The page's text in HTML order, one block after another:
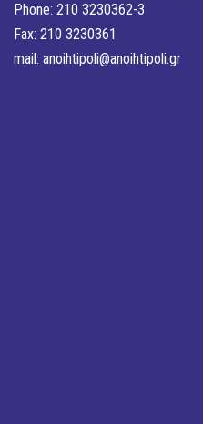
Phone: 210 3230362-3
Fax: 210 3230361
mail: anoihtipoli@anoihtipoli.gr